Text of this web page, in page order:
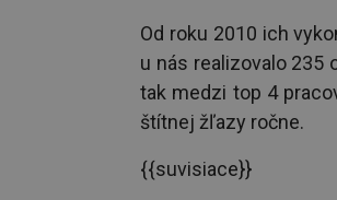
Od roku 2010 ich
u nás realizovalo 235
tak medzi top 4
štítnej žľazy ročne.
{{suvisiace}}